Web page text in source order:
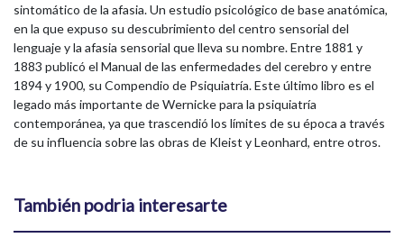
sintomático de la afasia. Un estudio psicológico de base anatómica,
en la que expuso su descubrimiento del centro sensorial del
lenguaje y la afasia sensorial que lleva su nombre. Entre 1881 y
1883 publicó el Manual de las enfermedades del cerebro y entre
1894 y 1900, su Compendio de Psiquiatría. Este último libro es el
legado más importante de Wernicke para la psiquiatría
contemporánea, ya que trascendió los límites de su época a través
de su influencia sobre las obras de Kleist y Leonhard, entre otros.
También podria interesarte